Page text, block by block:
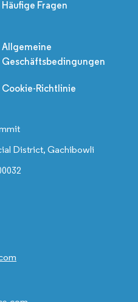
Häufige Fragen
Allgemeine
Geschäftsbedingungen
Cookie-Richtlinie
District, Gachibowli